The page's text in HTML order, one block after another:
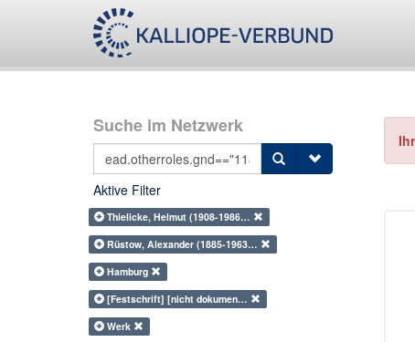
Suche im Netzwerk
Aktive Filter
Thielicke, Helmut (1908-1986…
Rüstow, Alexander (1885-1963…
Hamburg
[Festschrift] [nicht dokumen…
Werk